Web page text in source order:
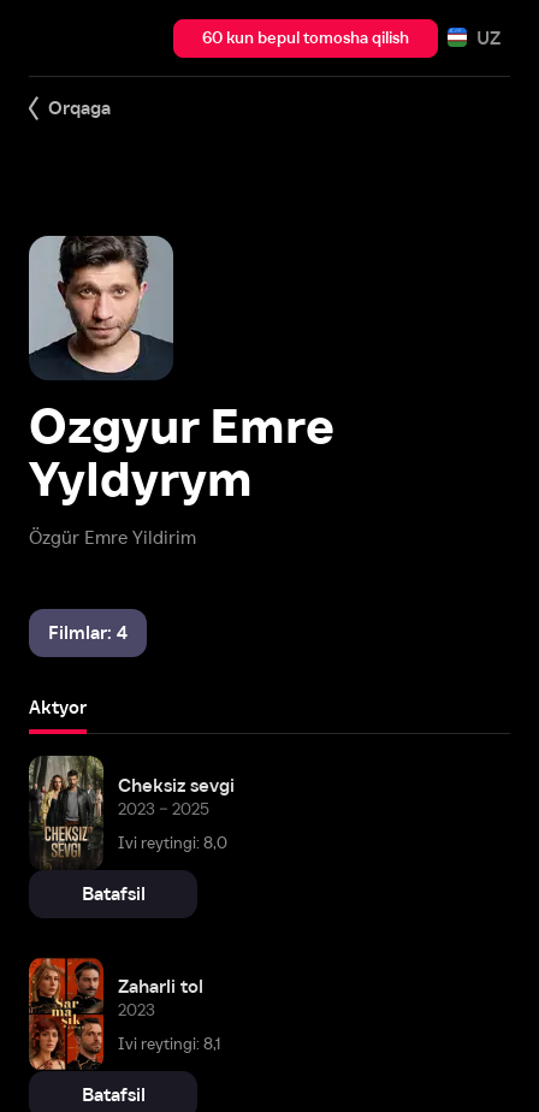
60 kun bepul tomosha qilish UZ
Orqaga
Özgür Emre Yildirim
Ozgyur Emre
Yyldyrym
Filmlar: 4
Aktyor
Cheksiz sevgi
2023 – 2025
Ivi reytingi: 8,0
Batafsil
Zaharli tol
2023
Ivi reytingi: 8,1
Batafsil